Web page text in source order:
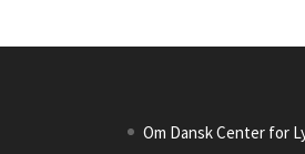
Om Dansk Center for